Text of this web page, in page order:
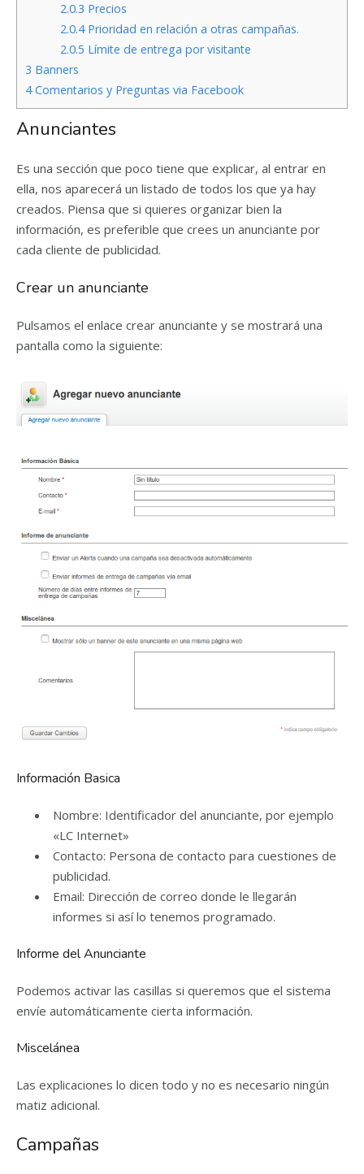
2.0.3 Precios
2.0.4Prioridad en relación a otras campañas.
2.0.5 Límite de entrega por visitante
3 Banners
4Comentarios y Preguntas via Facebook
Anunciantes
Es una sección que poco tiene que explicar, al entrar en
ella, nos aparecerá un listado de todos los que ya hay
creados. Piensa que si quieres organizar bien la
información, es preferible que crees un anunciante por
cada cliente de publicidad.
Crear un anunciante
Pulsamos el enlace crear anunciante y se mostrará una
pantalla como la siguiente:
Información Basica
Nombre: Identificador del anunciante, por ejemplo
«LC Internet»
Contacto: Persona de contacto para cuestiones de
publicidad.
Email: Dirección de correo donde le llegarán
informes si así lo tenemos programado.
Informe del Anunciante
Podemos activar las casillas si queremos que el sistema
envíe automáticamente cierta información.
Miscelánea
Las explicaciones lo dicen todo y no es necesario ningún
matiz adicional.
Campañas